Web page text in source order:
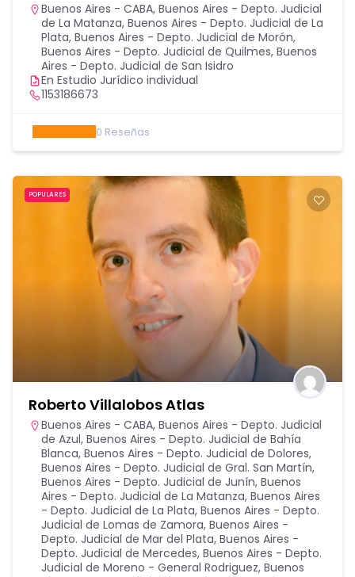
Buenos Aires - CABA, Buenos Aires - Depto. Judicial
de La Matanza, Buenos Aires - Depto. Judicial de La
Plata, Buenos Aires - Depto. Judicial de Morón,
Buenos Aires - Depto. Judicial de Quilmes, Buenos
Aires - Depto. Judicial de San Isidro
En Estudio Jurídico individual
1153186673
0 Reseñas
POPULARES
Roberto Villalobos Atlas
Buenos Aires - CABA, Buenos Aires - Depto. Judicial
de Azul, Buenos Aires - Depto. Judicial de Bahía
Blanca, Buenos Aires - Depto. Judicial de Dolores,
Buenos Aires - Depto. Judicial de Gral. San Martín,
Buenos Aires - Depto. Judicial de Junín, Buenos
Aires - Depto. Judicial de La Matanza, Buenos Aires
- Depto. Judicial de La Plata, Buenos Aires - Depto.
Judicial de Lomas de Zamora, Buenos Aires -
Depto. Judicial de Mar del Plata, Buenos Aires -
Depto. Judicial de Mercedes, Buenos Aires - Depto.
Judicial de Moreno - General Rodriguez, Buenos